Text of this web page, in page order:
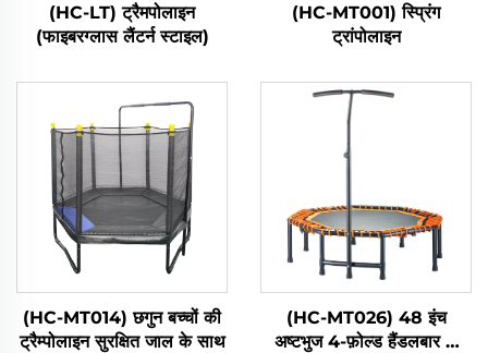
(HC-LT) ट्रैमपोलाइन
(फाइबरग्लास लैंटर्न स्टाइल)
(HC-MT001) स्प्रिंग
ट्रांपोलाइन
(HC-MT014) छगुन बच्चों की
ट्रैम्पोलाइन सुरक्षित जाल के साथ
(HC-MT026) 48 इंच
अष्टभुज 4-फ़ोल्ड हैंडलबार के